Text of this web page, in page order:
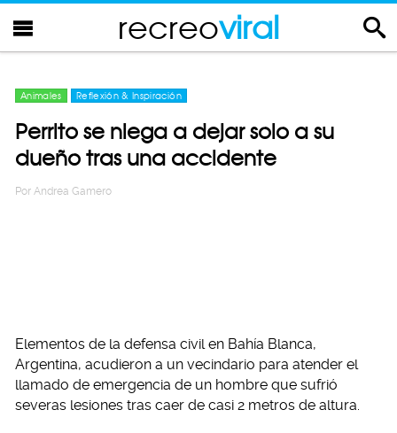
recreoviral
Animales Reflexión & Inspiración
Perrito se niega a dejar solo a su
dueño tras una accidente
Por Andrea Gamero
Elementos de la defensa civil en Bahía Blanca,
Argentina, acudieron a un vecindario para atender el
llamado de emergencia de un hombre que sufrió
severas lesiones tras caer de casi 2 metros de altura.